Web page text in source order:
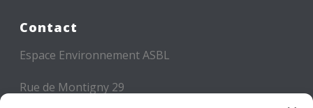
Contact
Espace Environnement ASBL
Rue de Montigny 29